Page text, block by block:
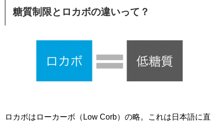
糖質制限とロカボの違いって？
ロカボはローカーボ（Low Corb）の略。これは日本語に直